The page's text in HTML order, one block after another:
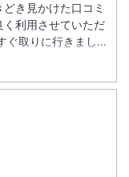
き見かけた口コミ
利用させていただ
ぐ取りに行きました
ようでした。 一つ
すかね。もう少し
かと…。